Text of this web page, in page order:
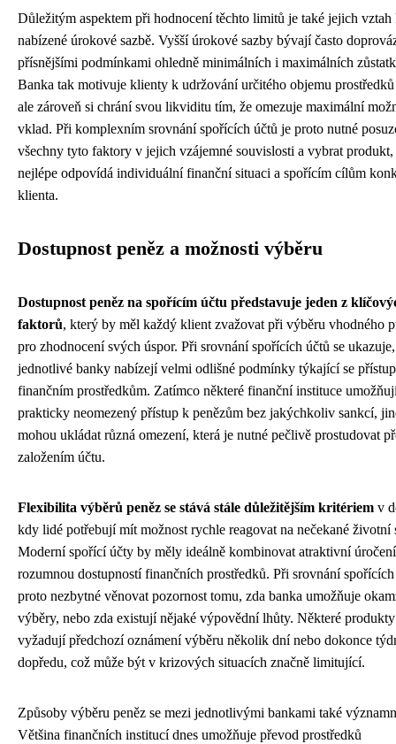
Důležitým aspektem při hodnocení těchto limitů je také jejich vztah
nabízené úrokové sazbě. Vyšší úrokové sazby bývají často
přísnějšími podmínkami ohledně minimálních i maximálních
Banka tak motivuje klienty k udržování určitého objemu
ale zároveň si chrání svou likviditu tím, že omezuje maximální
vklad. Při komplexním srovnání spořících účtů je proto nutné
všechny tyto faktory v jejich vzájemné souvislosti a vybrat
nejlépe odpovídá individuální finanční situaci a spořícím cílům
klienta.
Dostupnost peněz a možnosti výběru
Dostupnost peněz na spořícím účtu představuje jeden z
faktorů, který by měl každý klient zvažovat při výběru vhodného
pro zhodnocení svých úspor. Při srovnání spořících účtů se
jednotlivé banky nabízejí velmi odlišné podmínky týkající se
finančním prostředkům. Zatímco některé finanční instituce
prakticky neomezený přístup k penězům bez jakýchkoliv sankcí,
mohou ukládat různá omezení, která je nutné pečlivě prostudovat
založením účtu.
Flexibilita výběrů peněz se stává stále důležitějším kritériem v
kdy lidé potřebují mít možnost rychle reagovat na nečekané životní
Moderní spořící účty by měly ideálně kombinovat atraktivní
rozumnou dostupností finančních prostředků. Při srovnání
proto nezbytné věnovat pozornost tomu, zda banka umožňuje
výběry, nebo zda existují nějaké výpovědní lhůty. Některé
vyžadují předchozí oznámení výběru několik dní nebo dokonce
dopředu, což může být v krizových situacích značně limitující.
Způsoby výběru peněz se mezi jednotlivými bankami také
Většina finančních institucí dnes umožňuje převod prostředků